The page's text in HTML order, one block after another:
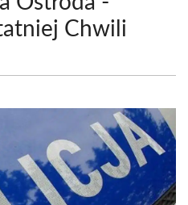
Chwili